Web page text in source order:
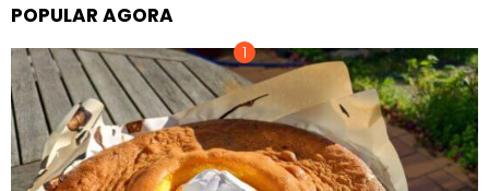
POPULAR AGORA